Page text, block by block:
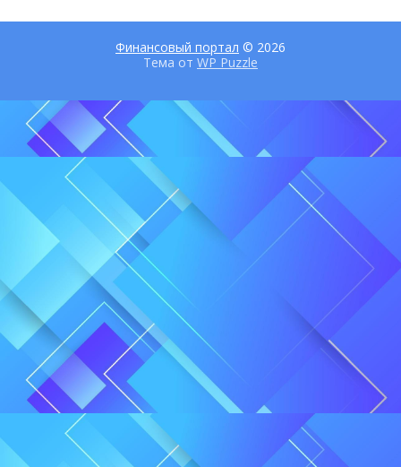
Финансовый портал © 2026
Тема от WP Puzzle